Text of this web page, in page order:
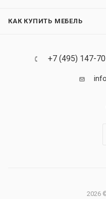
КАК КУПИТЬ МЕБЕЛЬ
+7 (495) 147-
2026